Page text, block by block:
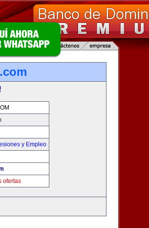
y Empleo
ofertas